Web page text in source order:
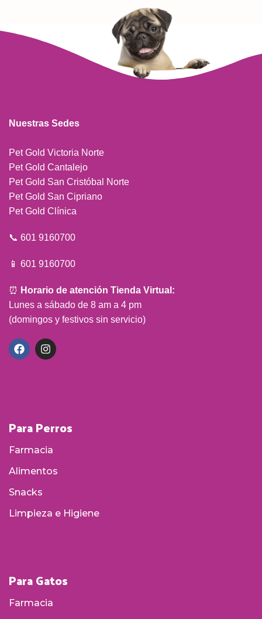
Nuestras Sedes
Pet Gold Victoria Norte
Pet Gold Cantalejo
Pet Gold San Cristóbal Norte
Pet Gold San Cipriano
Pet Gold Clínica
📞 601 9160700
📱 601 9160700
⏰ Horario de atención Tienda Virtual:
Lunes a sábado de 8 am a 4 pm
(domingos y festivos sin servicio)
Para Perros
Farmacia
Alimentos
Snacks
Limpieza e Higiene
Para Gatos
Farmacia